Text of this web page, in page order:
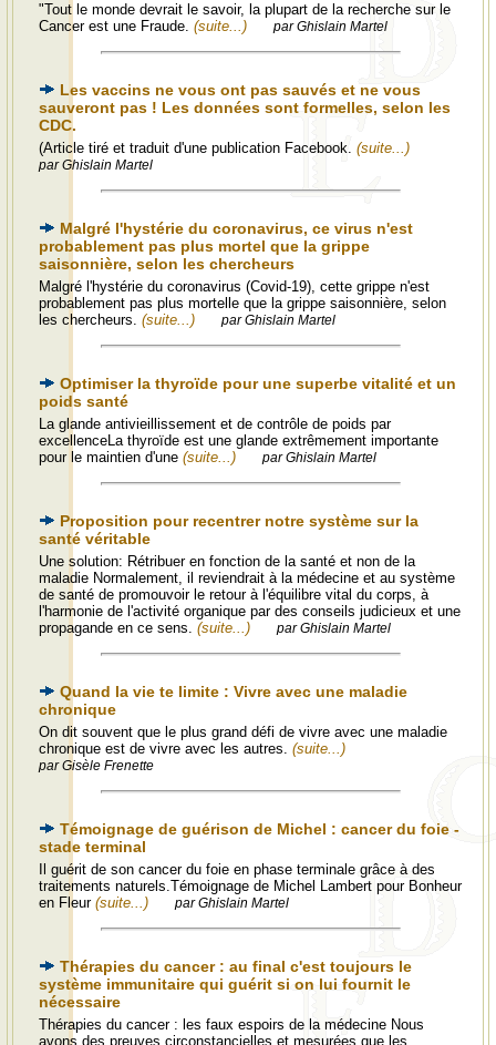
"Tout le monde devrait le savoir, la plupart de la recherche sur le
Cancer est une Fraude. (suite...) par Ghislain Martel
Les vaccins ne vous ont pas sauvés et ne vous
sauveront pas ! Les données sont formelles, selon les
CDC.
(Article tiré et traduit d'une publication Facebook. (suite...)
par Ghislain Martel
Malgré l'hystérie du coronavirus, ce virus n'est
probablement pas plus mortel que la grippe
saisonnière, selon les chercheurs
Malgré l'hystérie du coronavirus (Covid-19), cette grippe n'est
probablement pas plus mortelle que la grippe saisonnière, selon
les chercheurs. (suite...) par Ghislain Martel
Optimiser la thyroïde pour une superbe vitalité et un
poids santé
La glande antivieillissement et de contrôle de poids par
excellenceLa thyroïde est une glande extrêmement importante
pour le maintien d'une (suite...) par Ghislain Martel
Proposition pour recentrer notre système sur la
santé véritable
Une solution: Rétribuer en fonction de la santé et non de la
maladie Normalement, il reviendrait à la médecine et au système
de santé de promouvoir le retour à l'équilibre vital du corps, à
l'harmonie de l'activité organique par des conseils judicieux et une
propagande en ce sens. (suite...) par Ghislain Martel
Quand la vie te limite : Vivre avec une maladie
chronique
On dit souvent que le plus grand défi de vivre avec une maladie
chronique est de vivre avec les autres. (suite...)
par Gisèle Frenette
Témoignage de guérison de Michel : cancer du foie -
stade terminal
Il guérit de son cancer du foie en phase terminale grâce à des
traitements naturels.Témoignage de Michel Lambert pour Bonheur
en Fleur (suite...) par Ghislain Martel
Thérapies du cancer : au final c'est toujours le
système immunitaire qui guérit si on lui fournit le
nécessaire
Thérapies du cancer : les faux espoirs de la médecine Nous
avons des preuves circonstancielles et mesurées que les